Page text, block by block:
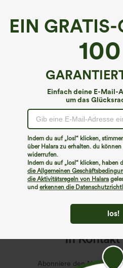
EIN
Einfach deine E-Mail-
um das
Indem du auf „los!“ klicken,
über Halara zu erhalten. du
widerrufen.
Indem du auf „los!“ klicken, haben
die Allgemeinen
die Aktivitätsregeln von Halara
und erkennen die
los!
Shorts &
Große
Jacken &
BHs &
In Kontakt
Abonniere den